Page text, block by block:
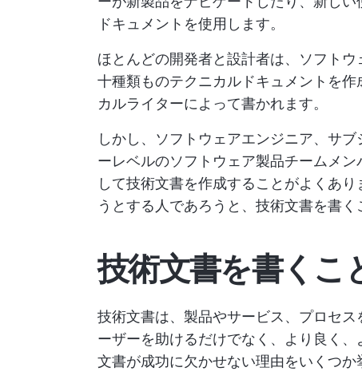
ドキュメントを使用します。
ほとんどの開発者と設計者は、ソフト
十種類ものテクニカルドキュメントを
カルライターによって書かれます。
しかし、ソフトウェアエンジニア、サ
ーレベルのソフトウェア製品チームメ
して技術文書を作成することがよくあ
うとする人であろうと、技術文書を書く
技術文書を書くこ
技術文書は、製品やサービス、プロセ
ーザーを助けるだけでなく、より良く
文書が成功に欠かせない理由をいくつか